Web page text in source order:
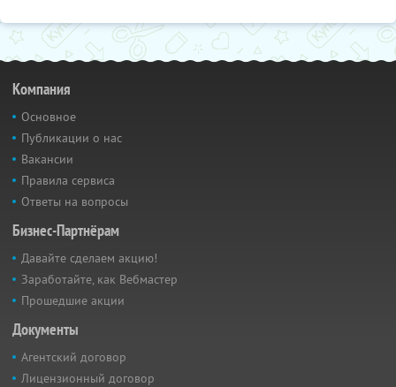
Компания
Основное
Публикации о нас
Вакансии
Правила сервиса
Ответы на вопросы
Бизнес-Партнёрам
Давайте сделаем акцию!
Заработайте, как Вебмастер
Прошедшие акции
Документы
Агентский договор
Лицензионный договор